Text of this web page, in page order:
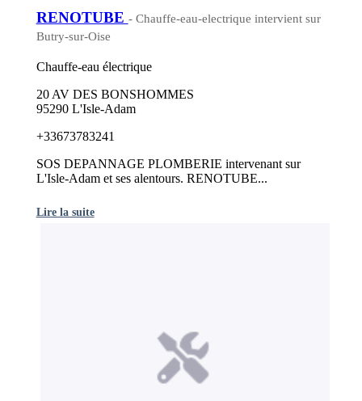
RENOTUBE - Chauffe-eau-electrique intervient sur
Butry-sur-Oise
Chauffe-eau électrique
20 AV DES BONSHOMMES
95290 L'Isle-Adam
+33673783241
SOS DEPANNAGE PLOMBERIE intervenant sur
L'Isle-Adam et ses alentours. RENOTUBE...
Lire la suite